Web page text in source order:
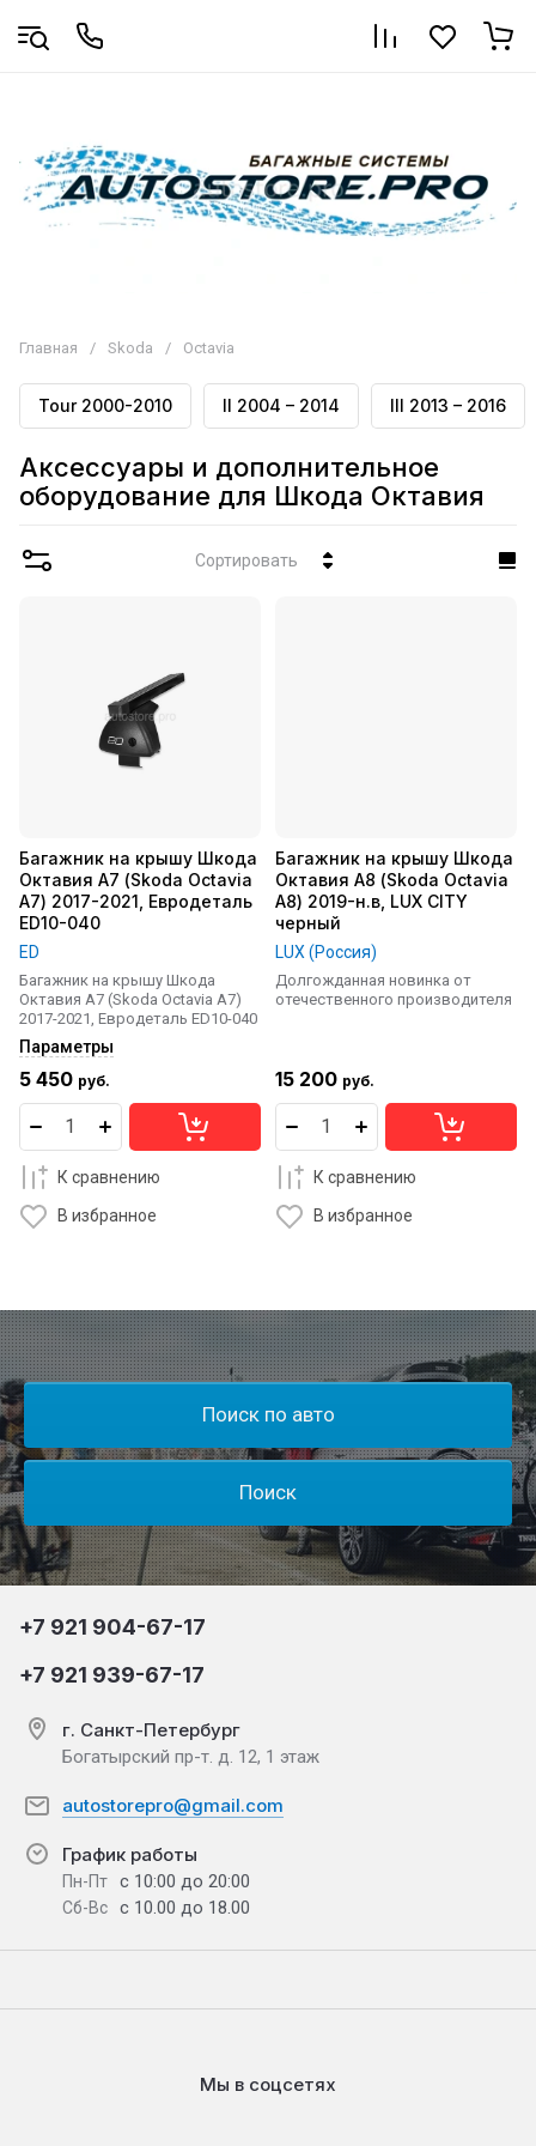
Главная / Skoda / Octavia
Tour 2000-2010 II 2004 – 2014 III 2013 – 2016
Аксессуары и дополнительное
оборудование для Шкода Октавия
Сортировать
Багажник на крышу Шкода
Октавия А7 (Skoda Octavia
A7) 2017-2021, Евродеталь
ED10-040
ED
Багажник на крышу Шкода
Октавия А7 (Skoda Octavia A7)
2017-2021, Евродеталь ED10-040
Параметры
5 450 руб.
К сравнению
В избранное
Багажник на крышу Шкода
Октавия А8 (Skoda Octavia
A8) 2019-н.в, LUX CITY
черный
LUX (Россия)
Долгожданная новинка от
отечественного производителя
15 200 руб.
К сравнению
В избранное
Поиск по авто
Поиск
+7 921 904-67-17
+7 921 939-67-17
г. Санкт-Петербург
Богатырский пр-т. д. 12, 1 этаж
autostorepro@gmail.com
График работы
Пн-Пт с 10:00 до 20:00
Сб-Вс с 10.00 до 18.00
Мы в соцсетях